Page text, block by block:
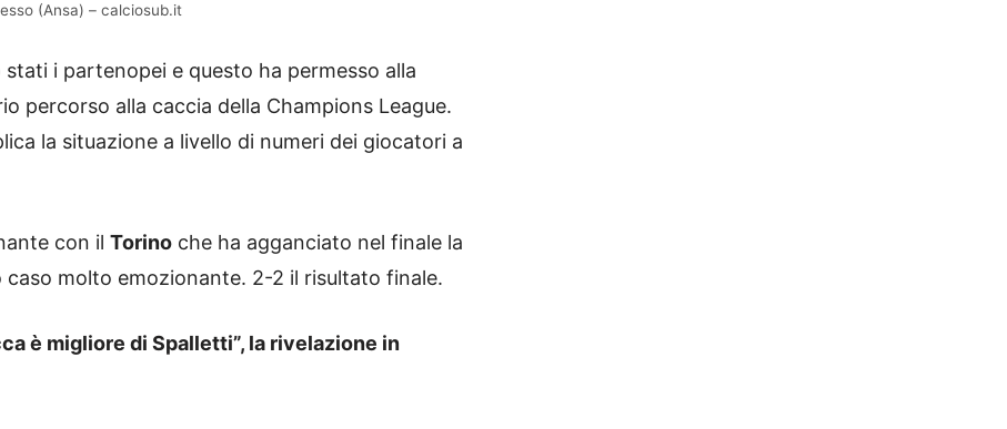
(Ansa) – calciosub.it
i partenopei e questo ha permesso alla
percorso alla caccia della Champions League.
la situazione a livello di numeri dei giocatori a
con il Torino che ha agganciato nel finale la
molto emozionante. 2-2 il risultato finale.
è migliore di Spalletti”, la rivelazione in